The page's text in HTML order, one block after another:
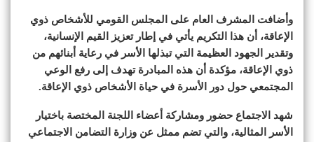
وأضافت المشرف العام على المجلس القومي للأشخاص ذوي
الإعاقة، أن هذا التكريم يأتي في إطار تعزيز القيم الإنسانية،
وتقدير الجهود العظيمة التي تبذلها الأسر في رعاية أبنائهم من
ذوي الإعاقة، مؤكدة أن هذه المبادرة تهدف إلى رفع الوعي
المجتمعي حول دور الأسرة في حياة الأشخاص ذوي الإعاقة.
شهد الاجتماع حضور ومشاركة أعضاء اللجنة المختصة باختيار
الأسر المثالية، والتي تضم ممثل عن وزارة التضامن الاجتماعي